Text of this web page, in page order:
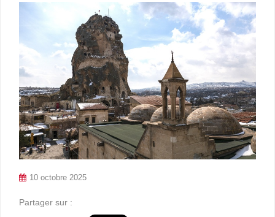
10 octobre 2025
Partager sur :